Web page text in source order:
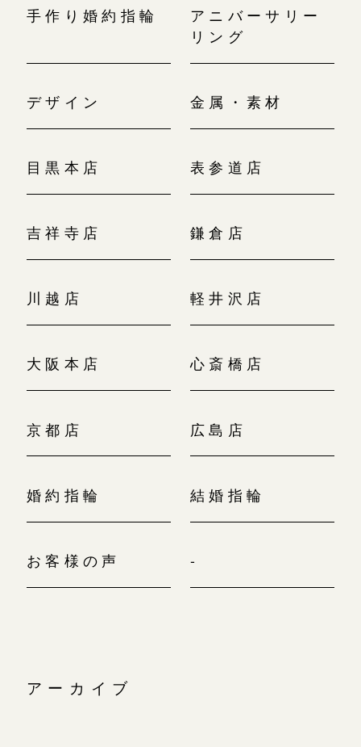
手作り婚約指輪
アニバーサリー
リング
デザイン 金属・素材
目黒本店 表参道店
吉祥寺店 鎌倉店
川越店 軽井沢店
大阪本店 心斎橋店
京都店 広島店
婚約指輪 結婚指輪
お客様の声 -
アーカイブ